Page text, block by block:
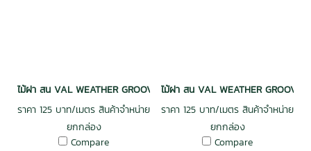
ไม้ฝา สน VAL WEATHER GROOVE ฝาร่องวี อบ กันปลวก H3.2 เกรดพรี
ราคา 125 บาท/เมตร สินค้าจำหน่าย
ยกกล่อง
Compare
ไม้ฝา สน VAL WEATHER
ราคา 125 บาท/เมตร สินค้าจำหน่าย
ยกกล่อง
Compare